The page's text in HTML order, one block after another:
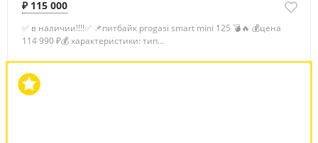
₽ 115 000
✅ в наличии!!!!✅ 📌питбайк progasi smart mini 125 💣🔥 💰цена
114 990 ₽💰 характеристики: тип...